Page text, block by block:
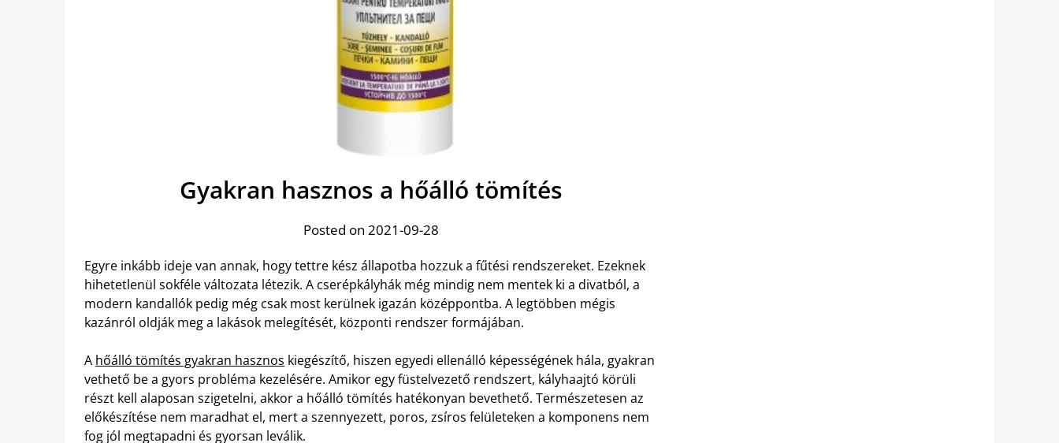
Gyakran hasznos a hőálló tömítés
Posted on 2021-09-28
Egyre inkább ideje van annak, hogy tettre kész állapotba hozzuk a fűtési rendszereket. Ezeknek
hihetetlenül sokféle változata létezik. A cserépkályhák még mindig nem mentek ki a divatból, a
modern kandallók pedig még csak most kerülnek igazán középpontba. A legtöbben mégis
kazánról oldják meg a lakások melegítését, központi rendszer formájában.
A hőálló tömítés gyakran hasznos kiegészítő, hiszen egyedi ellenálló képességének hála, gyakran
vethető be a gyors probléma kezelésére. Amikor egy füstelvezető rendszert, kályhaajtó körüli
részt kell alaposan szigetelni, akkor a hőálló tömítés hatékonyan bevethető. Természetesen az
előkészítése nem maradhat el, mert a szennyezett, poros, zsíros felületeken a komponens nem
fog jól megtapadni és gyorsan leválik.